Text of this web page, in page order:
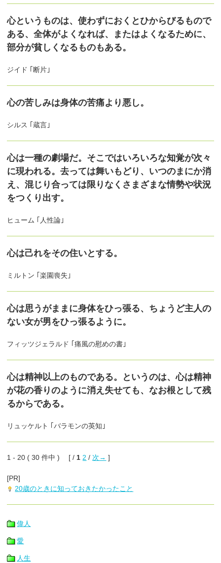
心というものは、使わずにおくとひからびるもので
ある、全体がよくなれば、またはよくなるために、
部分が貧しくなるものもある。
ジイド ｢断片｣
心の苦しみは身体の苦痛より悪し。
シルス ｢蔵言｣
心は一種の劇場だ。そこではいろいろな知覚が次々
に現われる。去っては舞いもどり、いつのまにか消
え、混じり合っては限りなくさまざまな情勢や状況
をつくり出す。
ヒューム ｢人性論｣
心は己れをその住いとする。
ミルトン ｢楽園喪失｣
心は思うがままに身体をひっ張る、ちょうど主人の
ない女が男をひっ張るように。
フィッツジェラルド ｢痛風の慰めの書｣
心は精神以上のものである。というのは、心は精神
が花の香りのように消え失せても、なお根として残
るからである。
リュッケルト ｢バラモンの英知｣
1 - 20 ( 30 件中 ) [ / 1 2 / 次→ ]
[PR]
20歳のときに知っておきたかったこと
偉人
愛
人生